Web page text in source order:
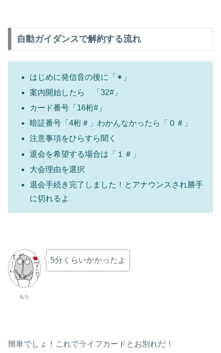
自動ガイダンスで解約する流れ
はじめに発信音の後に「✴︎」
案内開始したら 「32#」
カード番号「16桁#」
暗証番号「4桁＃」わかんなかったら「０＃」
注意事項をひらすら聞く
退会を希望する場合は「１＃」
大会理由を選択
退会手続き完了しました！とアナウンスされ勝手
に切れるよ
もち
5分くらいかかったよ
簡単でしょ！これでライフカードとお別れだ！